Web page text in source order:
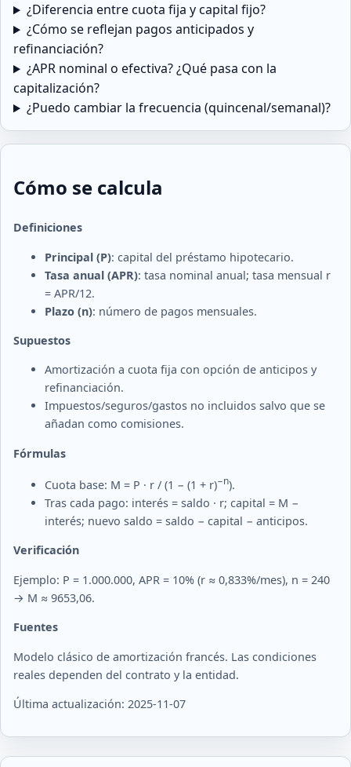
¿Diferencia entre cuota fija y capital fijo?
¿Cómo se reflejan pagos anticipados y
refinanciación?
¿APR nominal o efectiva? ¿Qué pasa con la
capitalización?
¿Puedo cambiar la frecuencia (quincenal/semanal)?
Cómo se calcula
Definiciones
Principal (P): capital del préstamo hipotecario.
Tasa anual (APR): tasa nominal anual; tasa mensual r
= APR/12.
Plazo (n): número de pagos mensuales.
Supuestos
Amortización a cuota fija con opción de anticipos y
refinanciación.
Impuestos/seguros/gastos no incluidos salvo que se
añadan como comisiones.
Fórmulas
Cuota base: M = P · r / (1 − (1 + r)−n).
Tras cada pago: interés = saldo · r; capital = M −
interés; nuevo saldo = saldo − capital − anticipos.
Verificación
Ejemplo: P = 1.000.000, APR = 10% (r ≈ 0,833%/mes), n = 240
→ M ≈ 9653,06.
Fuentes
Modelo clásico de amortización francés. Las condiciones
reales dependen del contrato y la entidad.
Última actualización: 2025-11-07